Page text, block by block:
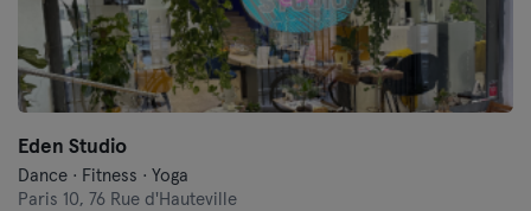
Eden Studio
Dance · Fitness · Yoga
Paris 10, 76 Rue d'Hauteville